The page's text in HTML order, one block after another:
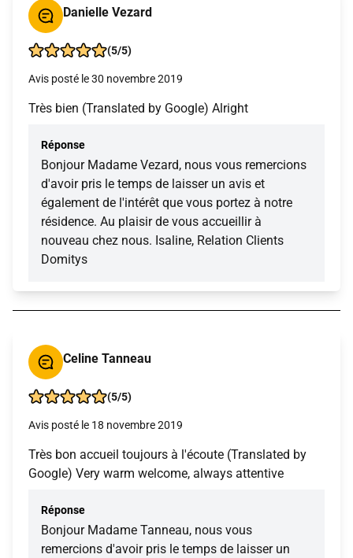
Danielle Vezard
(5/5)
Avis posté le 30 novembre 2019
Très bien (Translated by Google) Alright
Réponse
Bonjour Madame Vezard, nous vous remercions
d'avoir pris le temps de laisser un avis et
également de l'intérêt que vous portez à notre
résidence. Au plaisir de vous accueillir à
nouveau chez nous. Isaline, Relation Clients
Domitys
Celine Tanneau
(5/5)
Avis posté le 18 novembre 2019
Très bon accueil toujours à l'écoute (Translated by
Google) Very warm welcome, always attentive
Réponse
Bonjour Madame Tanneau, nous vous
remercions d'avoir pris le temps de laisser un